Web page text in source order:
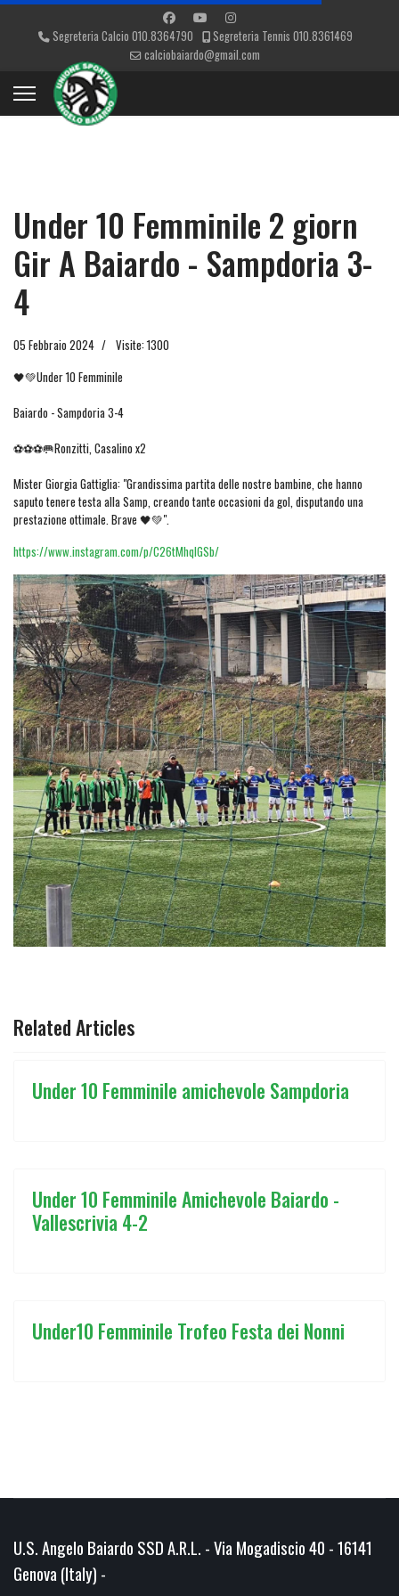
Segreteria Calcio 010.8364790
Segreteria Tennis 010.8361469
calciobaiardo@gmail.com
Under 10 Femminile 2 giorn
Gir A Baiardo - Sampdoria 3-
4
05 Febbraio 2024
Visite: 1300
🖤💚Under 10 Femminile
Baiardo - Sampdoria 3-4
⚽⚽⚽🥅Ronzitti, Casalino x2
Mister Giorgia Gattiglia: "Grandissima partita delle nostre bambine, che hanno
saputo tenere testa alla Samp, creando tante occasioni da gol, disputando una
prestazione ottimale. Brave 🖤💚".
https://www.instagram.com/p/C26tMhqIGSb/
Related Articles
Under 10 Femminile amichevole Sampdoria
Under 10 Femminile Amichevole Baiardo -
Vallescrivia 4-2
Under10 Femminile Trofeo Festa dei Nonni
U.S. Angelo Baiardo SSD A.R.L. - Via Mogadiscio 40 - 16141
Genova (Italy) -